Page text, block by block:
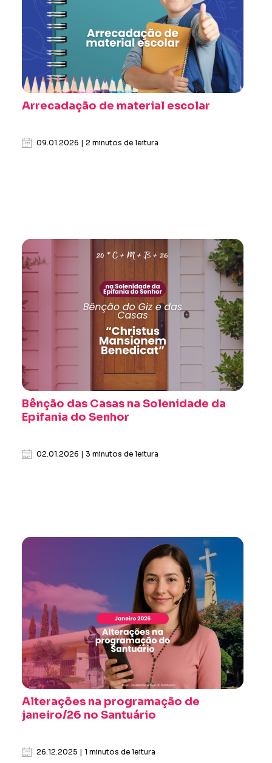
Arrecadação de material escolar
09.01.2026 | 2 minutos de leitura
Bênção das Casas na Solenidade da
Epifania do Senhor
02.01.2026 | 3 minutos de leitura
Alterações na programação de
janeiro/26 no Santuário
26.12.2025 | 1 minutos de leitura